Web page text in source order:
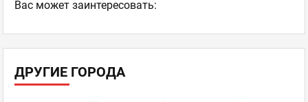
Ваc может заинтересовать:
ДРУГИЕ ГОРОДА